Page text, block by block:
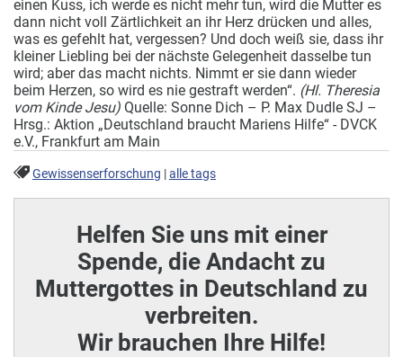
einen Kuss, ich werde es nicht mehr tun, wird die Mutter es
dann nicht voll Zärtlichkeit an ihr Herz drücken und alles,
was es gefehlt hat, vergessen? Und doch weiß sie, dass ihr
kleiner Liebling bei der nächste Gelegenheit dasselbe tun
wird; aber das macht nichts. Nimmt er sie dann wieder
beim Herzen, so wird es nie gestraft werden“. (Hl. Theresia
vom Kinde Jesu) Quelle: Sonne Dich – P. Max Dudle SJ –
Hrsg.: Aktion „Deutschland braucht Mariens Hilfe“ - DVCK
e.V., Frankfurt am Main
Gewissenserforschung |alle tags
Helfen Sie uns mit einer
Spende, die Andacht zu
Muttergottes in Deutschland zu
verbreiten.
Wir brauchen Ihre Hilfe!